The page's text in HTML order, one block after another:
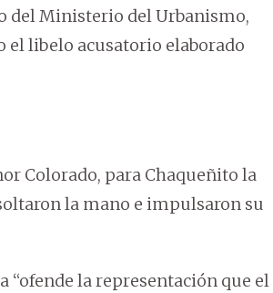
del Ministerio del Urbanismo,
el libelo acusatorio elaborado
Colorado, para Chaqueñito la
la mano e impulsaron su
“ofende la representación que el